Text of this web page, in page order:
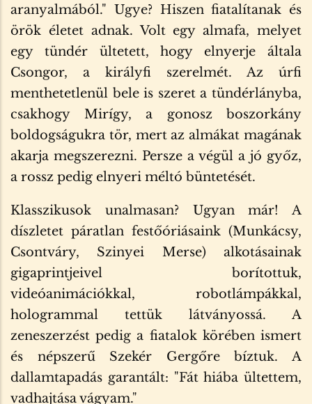
aranyalmából." Ugye? Hiszen fiatalítanak és
örök életet adnak. Volt egy almafa, melyet
egy tündér ültetett, hogy elnyerje általa
Csongor, a királyfi szerelmét. Az úrfi
menthetetlenül bele is szeret a tündérlányba,
csakhogy Mirígy, a gonosz boszorkány
boldogságukra tör, mert az almákat magának
akarja megszerezni. Persze a végül a jó győz,
a rossz pedig elnyeri méltó büntetését.
Klasszikusok unalmasan? Ugyan már! A
díszletet páratlan festőóriásaink (Munkácsy,
Csontváry, Szinyei Merse) alkotásainak
gigaprintjeivel borítottuk,
videóanimációkkal, robotlámpákkal,
hologrammal tettük látványossá. A
zeneszerzést pedig a fiatalok körében ismert
és népszerű Szekér Gergőre bíztuk. A
dallamtapadás garantált: "Fát hiába ültettem,
vadhajtása vágyam."